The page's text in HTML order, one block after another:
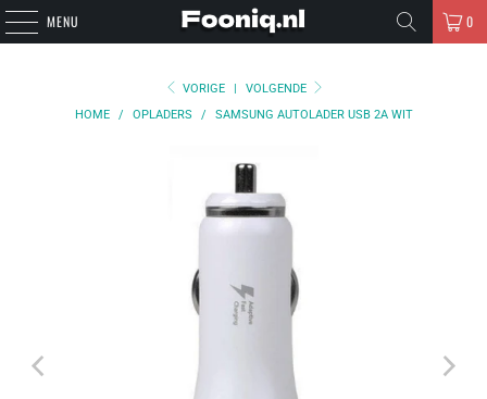
MENU 0
VORIGE |
VOLGENDE
HOME
/ OPLADERS / SAMSUNG AUTOLADER USB 2A WIT